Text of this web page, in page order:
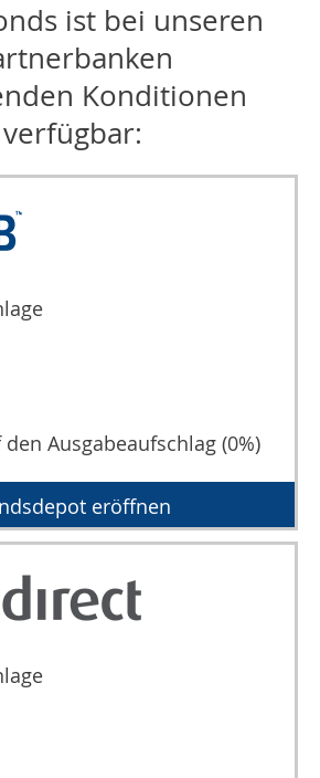
ist bei unseren
Konditionen
verfügbar:
Ausgabeaufschlag (0%)
eröffnen